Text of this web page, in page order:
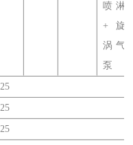
喷淋
+旋
涡气
泵